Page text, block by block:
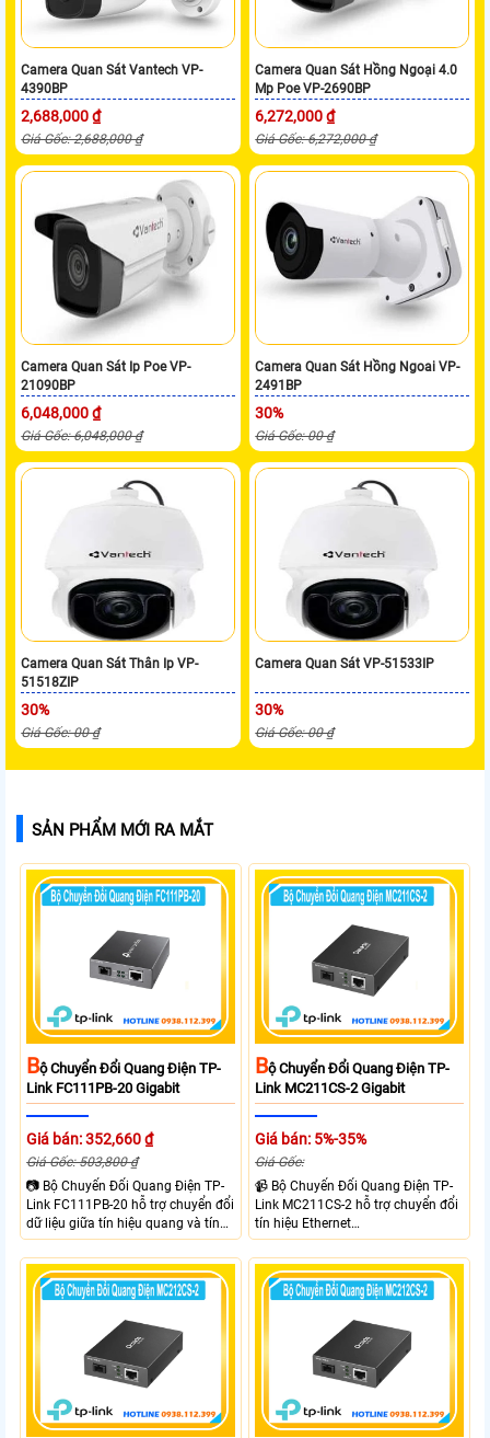
Camera Quan Sát Vantech VP-
4390BP
2,688,000 ₫
Giá Gốc: 2,688,000 ₫
Camera Quan Sát Hồng Ngoại 4.0
Mp Poe VP-2690BP
6,272,000 ₫
Giá Gốc: 6,272,000 ₫
Camera Quan Sát Ip Poe VP-
21090BP
6,048,000 ₫
Giá Gốc: 6,048,000 ₫
Camera Quan Sát Hồng Ngoai VP-
2491BP
30%
Giá Gốc: 00 ₫
Camera Quan Sát Thân Ip VP-
51518ZIP
30%
Giá Gốc: 00 ₫
Camera Quan Sát VP-51533IP
30%
Giá Gốc: 00 ₫
SẢN PHẨM MỚI RA MẮT
BỘ Chuyển Đổi Quang Điện TP-
Link FC111PB-20 Gigabit
Giá bán: 352,660 ₫
Giá Gốc: 503,800 ₫
📷 Bộ Chuyển Đổi Quang Điện TP-
Link FC111PB-20 hỗ trợ chuyển đổi
dữ liệu giữa tín hiệu quang và tín
hiệu điện với tốc độ 10/100Mbps,
mở rộng khoảng cách truyền lên
đến 20km. Công nghệ WDM cho
phép truyền nhận dữ liệu trên một
BỘ Chuyển Đổi Quang Điện TP-
Link MC211CS-2 Gigabit
Giá bán: 5%-35%
Giá Gốc:
📹 Bộ Chuyển Đổi Quang Điện TP-
Link MC211CS-2 hỗ trợ chuyển đổi
tín hiệu Ethernet
10/100/1000Mbps sang kết nối
cáp quang Gigabit Single Mode SC
WDM hai chiều. Trang bị 1 cổng
RJ45 Gigabit Auto MDI/MDIX và 1
liệu hai chiều đồng thời lên đến